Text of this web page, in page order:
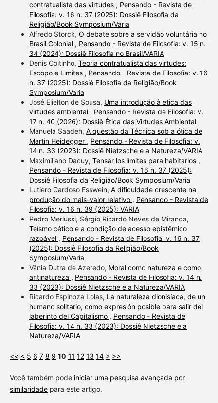
contratualista das virtudes , Pensando - Revista de
Filosofia: v. 16 n. 37 (2025): Dossiê Filosofia da
Religião/Book Symposium/Varia
Alfredo Storck, O debate sobre a servidão voluntária no
Brasil Colonial , Pensando - Revista de Filosofia: v. 15 n.
34 (2024): Dossiê Filosofia no Brasil/VARIA
Denis Coitinho, Teoria contratualista das virtudes:
Escopo e Limites , Pensando - Revista de Filosofia: v. 16
n. 37 (2025): Dossiê Filosofia da Religião/Book
Symposium/Varia
José Elielton de Sousa, Uma introdução à etica das
virtudes ambiental , Pensando - Revista de Filosofia: v.
17 n. 40 (2026): Dossiê Ética das Virtudes Ambiental
Manuela Saadeh, A questão da Técnica sob a ótica de
Martin Heidegger , Pensando - Revista de Filosofia: v.
14 n. 33 (2023): Dossiê Nietzsche e a Natureza/VARIA
Maximiliano Dacuy, Tensar los límites para habitarlos ,
Pensando - Revista de Filosofia: v. 16 n. 37 (2025):
Dossiê Filosofia da Religião/Book Symposium/Varia
Lutiero Cardoso Esswein, A dificuldade crescente na
produção do mais-valor relativo , Pensando - Revista de
Filosofia: v. 16 n. 39 (2025): VARIA
Pedro Merlussi, Sérgio Ricardo Neves de Miranda,
Teísmo cético e a condição de acesso epistêmico
razoável , Pensando - Revista de Filosofia: v. 16 n. 37
(2025): Dossiê Filosofia da Religião/Book
Symposium/Varia
Vânia Dutra de Azeredo, Moral como natureza e como
antinatureza , Pensando - Revista de Filosofia: v. 14 n.
33 (2023): Dossiê Nietzsche e a Natureza/VARIA
Ricardo Espinoza Lolas, La naturaleza dionisíaca, de un
humano solitario, como expresión posible para salir del
laberinto del Capitalismo , Pensando - Revista de
Filosofia: v. 14 n. 33 (2023): Dossiê Nietzsche e a
Natureza/VARIA
<< < 5 6 7 8 9 10 11 12 13 14 > >>
Você também pode iniciar uma pesquisa avançada por
similaridadepara este artigo.